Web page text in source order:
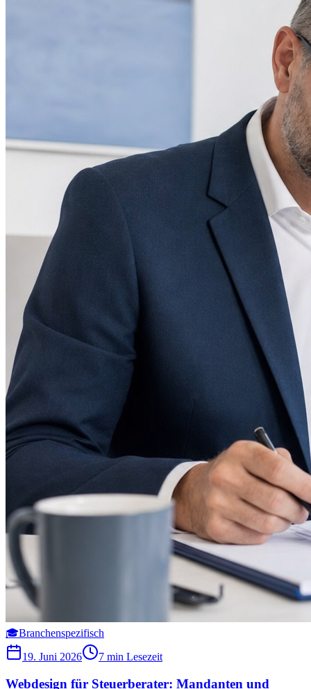
🎓Branchenspezifisch
19. Juni 2026
7 min Lesezeit
Webdesign für Steuerberater: Mandanten und